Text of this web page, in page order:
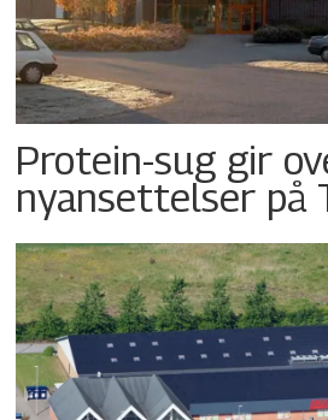
Protein-sug gir
nyansettelser på